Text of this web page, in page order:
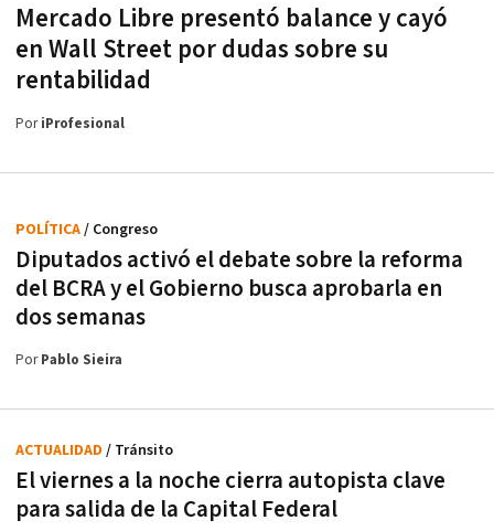
Mercado Libre presentó balance y cayó
en Wall Street por dudas sobre su
rentabilidad
PoriProfesional
Diputados activó el debate sobre la reforma
del BCRA y el Gobierno busca aprobarla en
dos semanas
POLÍTICA/ Congreso
PorPablo Sieira
El viernes a la noche cierra autopista clave
para salida de la Capital Federal
ACTUALIDAD / Tránsito